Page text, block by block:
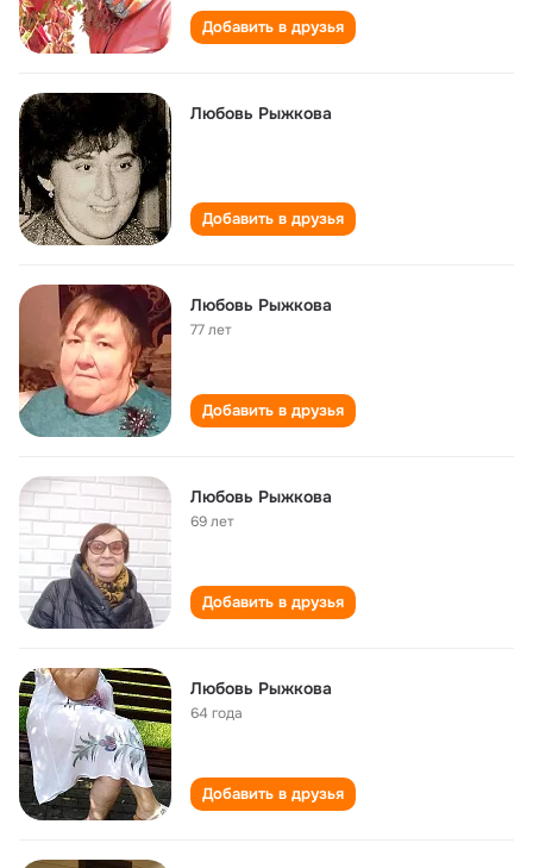
Добавить в друзья
Любовь Рыжкова
Добавить в друзья
Любовь Рыжкова
77 лет
Добавить в друзья
Любовь Рыжкова
69 лет
Добавить в друзья
Любовь Рыжкова
64 года
Добавить в друзья